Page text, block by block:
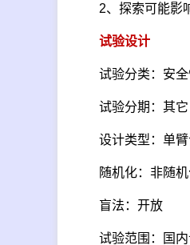
2、探索可能影响
试验设计
试验分类：安全
试验分期：其它
设计类型：单臂
随机化：非随机
盲法：开放
试验范围：国内